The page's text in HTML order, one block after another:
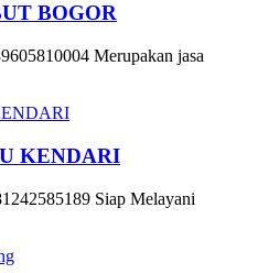
BOGOR
Merupakan jasa
KENDARI
Siap Melayani